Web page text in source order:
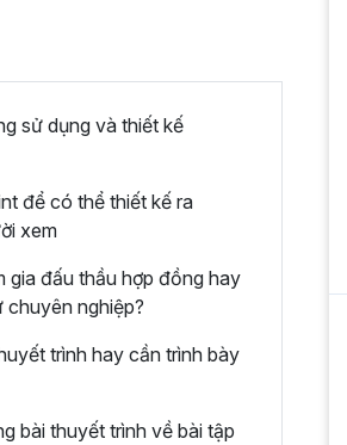
sử dụng và thiết kế
để có thể thiết kế ra
xem
gia đấu thầu hợp đồng hay
nghiệp?
trình hay cần trình bày
bài thuyết trình về bài tập